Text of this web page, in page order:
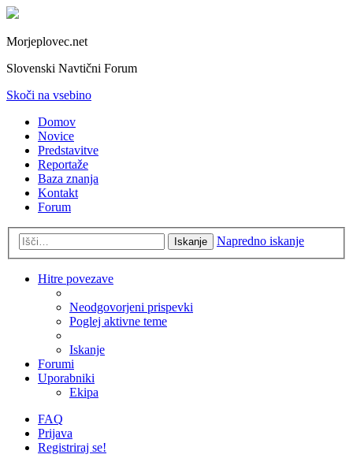
Morjeplovec.net
Slovenski Navtični Forum
Skoči na vsebino
Domov
Novice
Predstavitve
Reportaže
Baza znanja
Kontakt
Forum
Iskanje Napredno iskanje
Hitre povezave
Neodgovorjeni prispevki
Poglej aktivne teme
Iskanje
Forumi
Uporabniki
Ekipa
FAQ
Prijava
Registriraj se!